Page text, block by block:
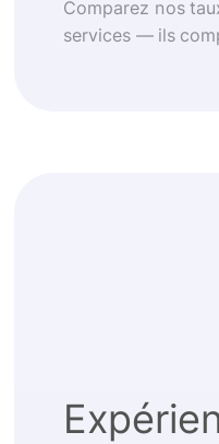
Comparez nos
services — ils